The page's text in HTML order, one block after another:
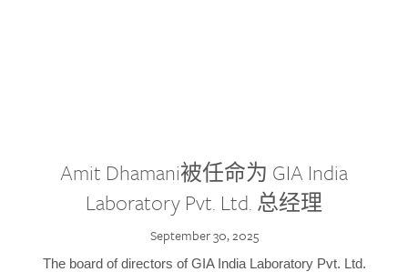
Amit Dhamani被任命为 GIA India
Laboratory Pvt. Ltd. 总经理
September 30, 2025
The board of directors of GIA India Laboratory Pvt. Ltd.